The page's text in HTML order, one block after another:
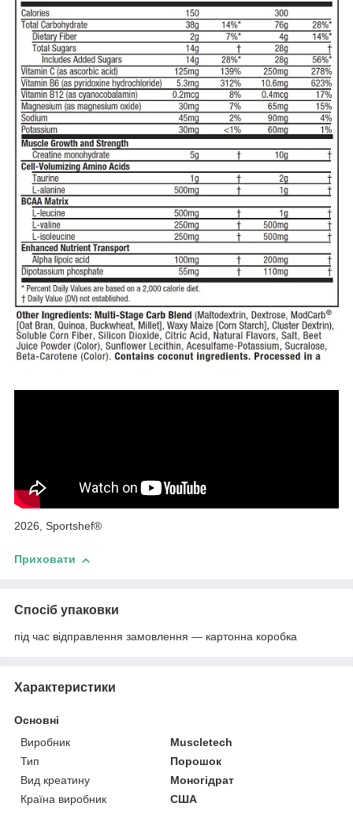
2026, Sportshef®
Приховати
Спосіб упаковки
під час відправлення замовлення — картонна коробка
Характеристики
Основні
Виробник
Muscletech
Тип
Порошок
Вид креатину
Моногідрат
Країна виробник
США